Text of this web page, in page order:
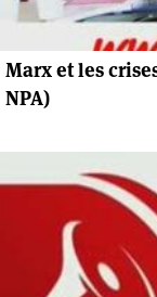
Marx et les
NPA)